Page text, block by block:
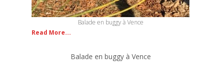
Balade en buggy à Vence
Read More...
Balade en buggy à Vence